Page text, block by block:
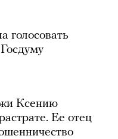
голосовать
Ксению
Ее отец